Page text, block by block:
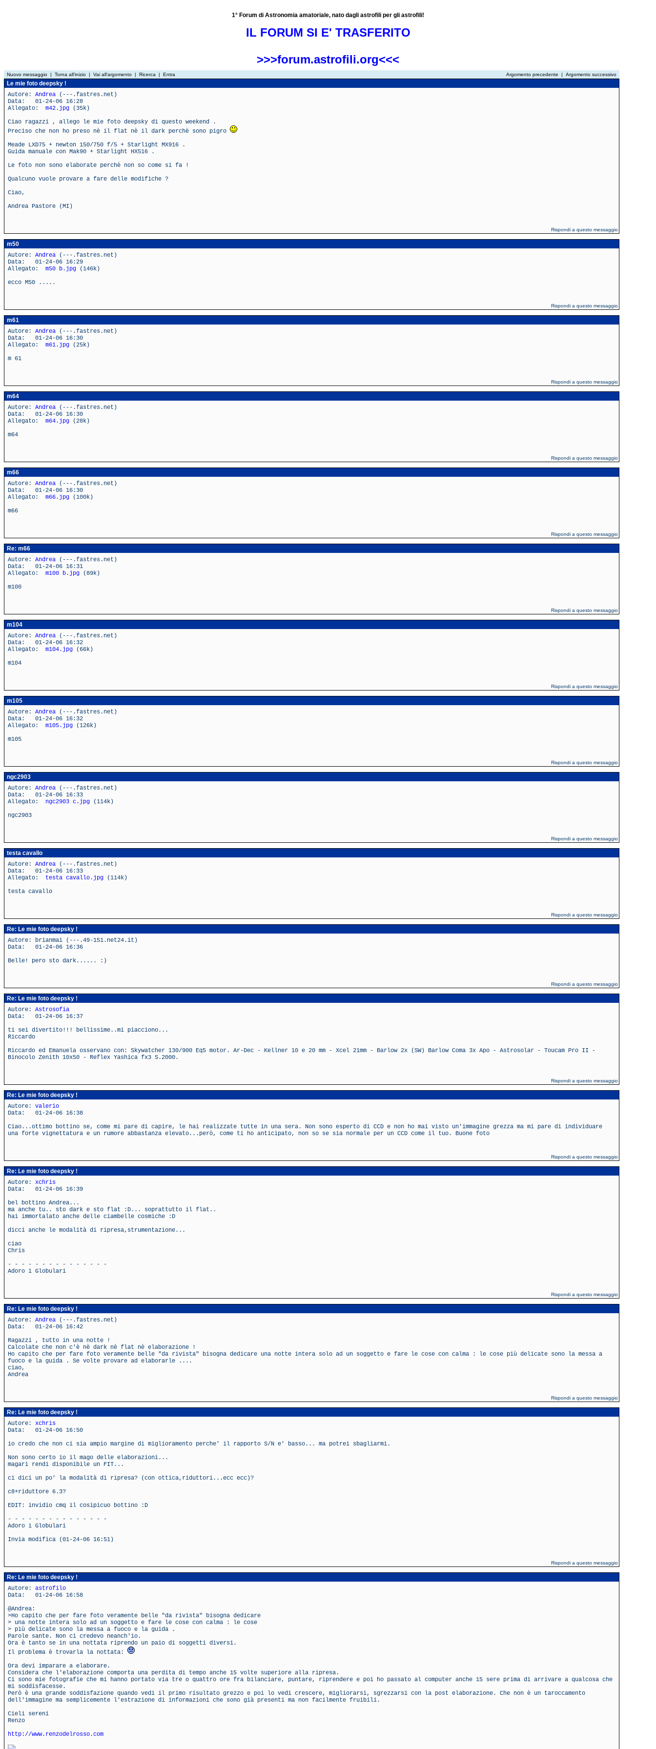
1° Forum di Astronomia amatoriale, nato dagli astrofili per gli astrofili!
IL FORUM SI E' TRASFERITO
>>>forum.astrofili.org<<<
Nuovo messaggio | Torna all'inizio | Vai all'argomento | Ricerca | Entra Argomento precedente | Argomento successivo
Le mie foto deepsky !
Autore: Andrea (---.fastres.net)
Data: 01-24-06 16:28
Allegato: m42.jpg (35k)
Ciao ragazzi , allego le mie foto deepsky di questo weekend .
Preciso che non ho preso nè il flat nè il dark perchè sono pigro
Meade LXD75 + newton 150/750 f/5 + Starlight MX916 .
Guida manuale con Mak90 + Starlight HX516 .
Le foto non sono elaborate perchè non so come si fa !
Qualcuno vuole provare a fare delle modifiche ?
Ciao,
Andrea Pastore (MI)
Rispondi a questo messaggio
m50
Autore: Andrea (---.fastres.net)
Data: 01-24-06 16:29
Allegato: m50 b.jpg (146k)
ecco M50 .....
Rispondi a questo messaggio
m61
Autore: Andrea (---.fastres.net)
Data: 01-24-06 16:30
Allegato: m61.jpg (25k)
m 61
Rispondi a questo messaggio
m64
Autore: Andrea (---.fastres.net)
Data: 01-24-06 16:30
Allegato: m64.jpg (28k)
m64
Rispondi a questo messaggio
m66
Autore: Andrea (---.fastres.net)
Data: 01-24-06 16:30
Allegato: m66.jpg (100k)
m66
Rispondi a questo messaggio
Re: m66
Autore: Andrea (---.fastres.net)
Data: 01-24-06 16:31
Allegato: m100 b.jpg (89k)
m100
Rispondi a questo messaggio
m104
Autore: Andrea (---.fastres.net)
Data: 01-24-06 16:32
Allegato: m104.jpg (66k)
m104
Rispondi a questo messaggio
m105
Autore: Andrea (---.fastres.net)
Data: 01-24-06 16:32
Allegato: m105.jpg (126k)
m105
Rispondi a questo messaggio
ngc2903
Autore: Andrea (---.fastres.net)
Data: 01-24-06 16:33
Allegato: ngc2903 c.jpg (114k)
ngc2903
Rispondi a questo messaggio
testa cavallo
Autore: Andrea (---.fastres.net)
Data: 01-24-06 16:33
Allegato: testa cavallo.jpg (114k)
testa cavallo
Rispondi a questo messaggio
Re: Le mie foto deepsky !
Autore: brianmai (---.49-151.net24.it)
Data: 01-24-06 16:36
Belle! pero sto dark...... :)
Rispondi a questo messaggio
Re: Le mie foto deepsky !
Autore: Astrosofia
Data: 01-24-06 16:37
ti sei divertito!!! bellissime..mi piacciono...
Riccardo
Riccardo ed Emanuela osservano con: Skywatcher 130/900 Eq5 motor. Ar-Dec - Kellner 10 e 20 mm - Xcel 21mm - Barlow 2x (SW) Barlow Coma 3x Apo - Astrosolar - Toucam Pro II -
Binocolo Zenith 10x50 - Reflex Yashica fx3 S.2000.
Rispondi a questo messaggio
Re: Le mie foto deepsky !
Autore: valerio
Data: 01-24-06 16:38
Ciao...ottimo bottino se, come mi pare di capire, le hai realizzate tutte in una sera. Non sono esperto di CCD e non ho mai visto un'immagine grezza ma mi pare di individuare
una forte vignettatura e un rumore abbastanza elevato...però, come ti ho anticipato, non so se sia normale per un CCD come il tuo. Buone foto
Rispondi a questo messaggio
Re: Le mie foto deepsky !
Autore: xchris
Data: 01-24-06 16:39
bel bottino Andrea...
ma anche tu.. sto dark e sto flat :D... soprattutto il flat..
hai immortalato anche delle ciambelle cosmiche :D
dicci anche le modalità di ripresa,strumentazione...
ciao
Chris
- - - - - - - - - - - - - - -
Adoro i Globulari
Rispondi a questo messaggio
Re: Le mie foto deepsky !
Autore: Andrea (---.fastres.net)
Data: 01-24-06 16:42
Ragazzi , tutto in una notte !
Calcolate che non c'è nè dark nè flat nè elaborazione !
Ho capito che per fare foto veramente belle "da rivista" bisogna dedicare una notte intera solo ad un soggetto e fare le cose con calma : le cose più delicate sono la messa a
fuoco e la guida . Se volte provare ad elaborarle ....
ciao,
Andrea
Rispondi a questo messaggio
Re: Le mie foto deepsky !
Autore: xchris
Data: 01-24-06 16:50
io credo che non ci sia ampio margine di miglioramento perche' il rapporto S/N e' basso... ma potrei sbagliarmi.
Non sono certo io il mago delle elaborazioni...
magari rendi disponibile un FIT...
ci dici un po' la modalità di ripresa? (con ottica,riduttori...ecc ecc)?
c8+riduttore 6.3?
EDIT: invidio cmq il cosipicuo bottino :D
- - - - - - - - - - - - - - -
Adoro i Globulari
Invia modifica (01-24-06 16:51)
Rispondi a questo messaggio
Re: Le mie foto deepsky !
Autore: astrofilo
Data: 01-24-06 16:58
@Andrea:
>Ho capito che per fare foto veramente belle "da rivista" bisogna dedicare
> una notte intera solo ad un soggetto e fare le cose con calma : le cose
> più delicate sono la messa a fuoco e la guida .
Parole sante. Non ci credevo neanch'io.
Ora è tanto se in una nottata riprendo un paio di soggetti diversi.
Il problema è trovarla la nottata:
Ora devi imparare a elaborare.
Considera che l'elaborazione comporta una perdita di tempo anche 15 volte superiore alla ripresa.
Ci sono mie fotografie che mi hanno portato via tre o quattro ore fra bilanciare, puntare, riprendere e poi ho passato al computer anche 15 sere prima di arrivare a qualcosa che
mi soddisfacesse.
Però è una grande soddisfazione quando vedi il primo risultato grezzo e poi lo vedi crescere, migliorarsi, sgrezzarsi con la post elaborazione. Che non è un taroccamento
dell'immagine ma semplicemente l'estrazione di informazioni che sono già presenti ma non facilmente fruibili.
Cieli sereni
Renzo
http://www.renzodelrosso.com